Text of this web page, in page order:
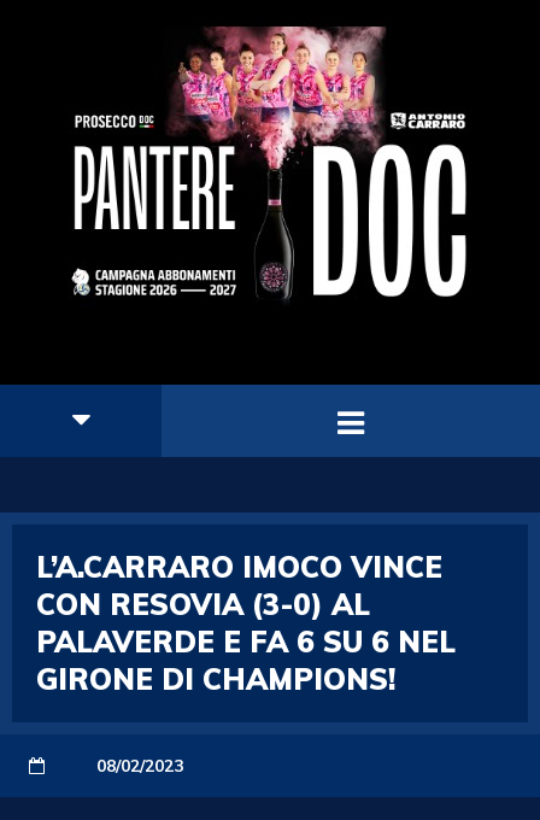
L’A.CARRARO IMOCO VINCE
CON RESOVIA (3-0) AL
PALAVERDE E FA 6 SU 6 NEL
GIRONE DI CHAMPIONS!
08/02/2023